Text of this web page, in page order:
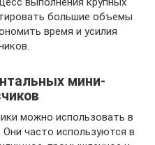
большие объемы
время и усилия
мини-
можно использовать в
часто используются в